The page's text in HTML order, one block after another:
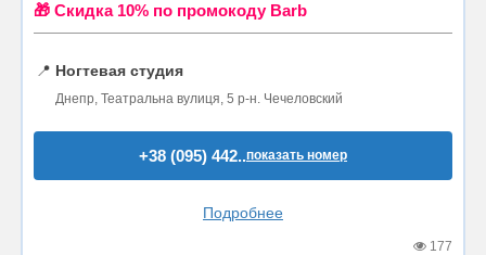
🎁 Cкидка 10% по промокоду Barb
📍 Ногтевая студия
Днепр, Театральна вулиця, 5 р-н. Чечеловский
+38 (095) 442..показать номер
Подробнее
177